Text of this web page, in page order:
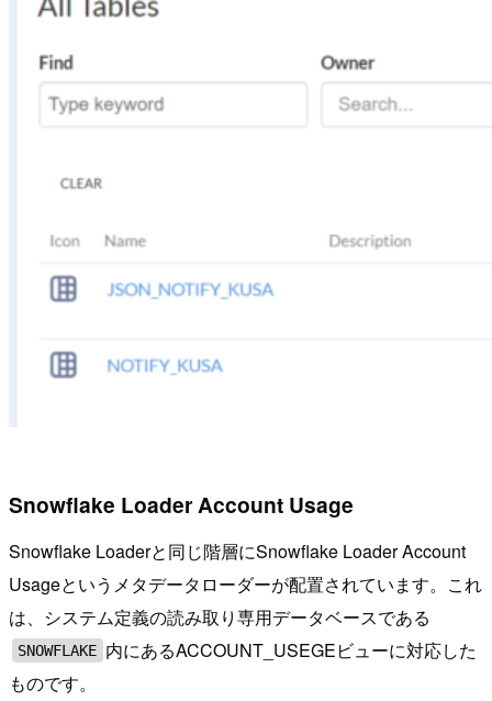
Snowflake Loader Account Usage
Snowflake Loaderと同じ階層にSnowflake Loader Account
Usageというメタデータローダーが配置されています。これ
は、システム定義の読み取り専用データベースである
SNOWFLAKE 内にあるACCOUNT_USEGEビューに対応した
ものです。